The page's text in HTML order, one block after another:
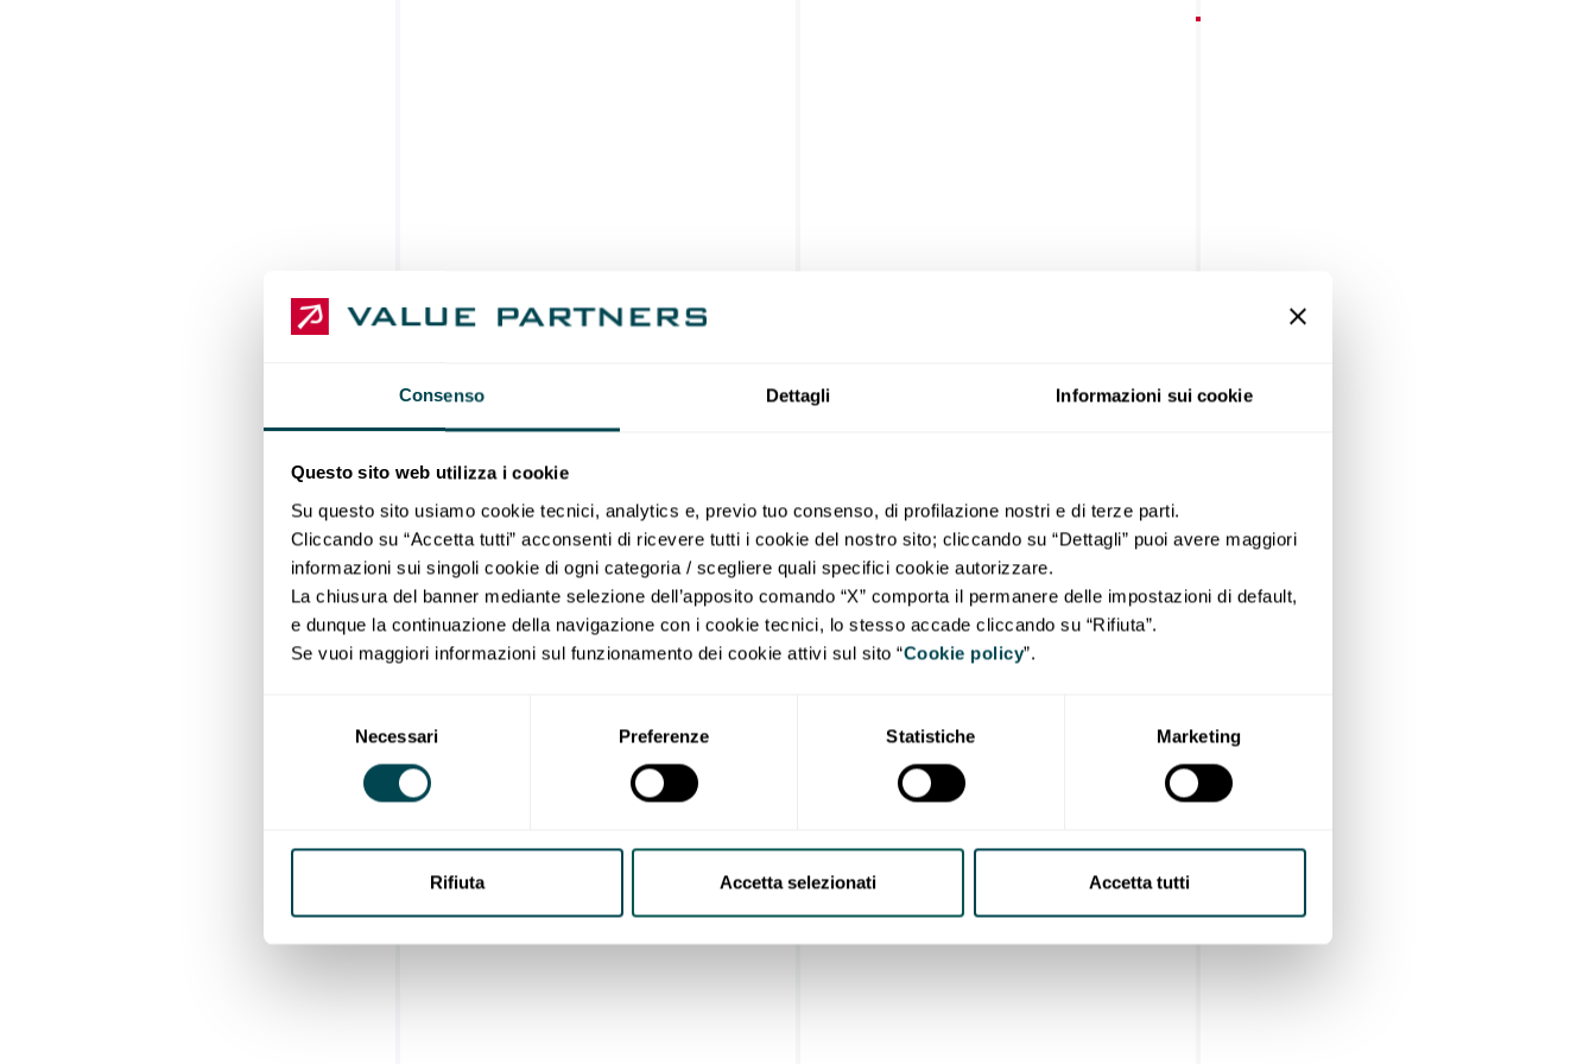
Consenso Dettagli Informazioni sui cookie
Questo sito web utilizza i cookie
Su questo sito usiamo cookie tecnici, analytics e, previo tuo consenso, di profilazione nostri e di terze parti.
Cliccando su “Accetta tutti” acconsenti di ricevere tutti i cookie del nostro sito; cliccando su “Dettagli” puoi avere maggiori
informazioni sui singoli cookie di ogni categoria / scegliere quali specifici cookie autorizzare.
La chiusura del banner mediante selezione dell’apposito comando “X” comporta il permanere delle impostazioni di default,
e dunque la continuazione della navigazione con i cookie tecnici, lo stesso accade cliccando su “Rifiuta”.
Se vuoi maggiori informazioni sul funzionamento dei cookie attivi sul sito “Cookie policy”.
Necessari
Preferenze Statistiche Marketing
Rifiuta Accetta selezionati Accetta tutti